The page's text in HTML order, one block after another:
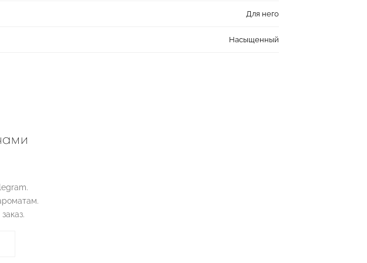
Для него
Насыщенный